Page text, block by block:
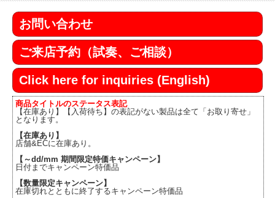
お問い合わせ
ご来店予約（試奏、ご相談）
Click here for inquiries (English)
商品タイトルのステータス表記
【在庫あり】【入荷待ち】の表記がない製品は全て「お取り寄せ」
となります。
【在庫あり】
店舗&ECに在庫あり。
【～dd/mm 期間限定特価キャンペーン】
日付までキャンペーン特価品
【数量限定キャンペーン】
在庫切れとともに終了するキャンペーン特価品